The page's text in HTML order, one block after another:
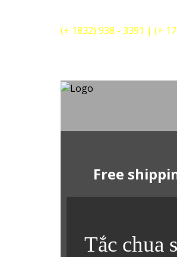
(+ 1832) 938 - 3391 | (+
Free
Tắc chua